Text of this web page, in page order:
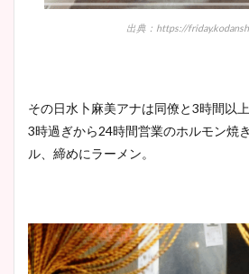
出典：https://
その日水卜麻美アナは同僚と3時間以
3時過ぎから24時間営業のホルモン焼
ル、締めにラーメン。